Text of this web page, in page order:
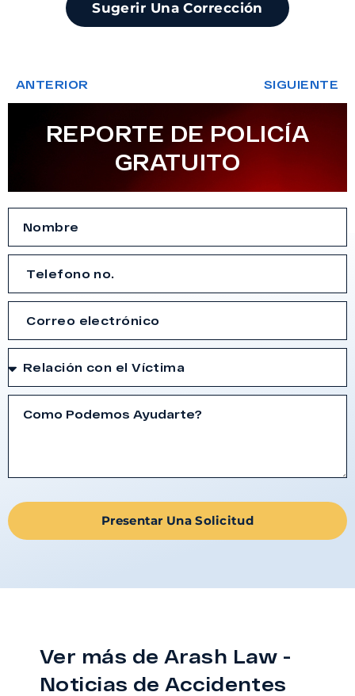
Sugerir Una Corrección
ANTERIOR SIGUIENTE
REPORTE DE POLICÍA
GRATUITO
Presentar Una Solicitud
Ver más de Arash Law -
Noticias de Accidentes